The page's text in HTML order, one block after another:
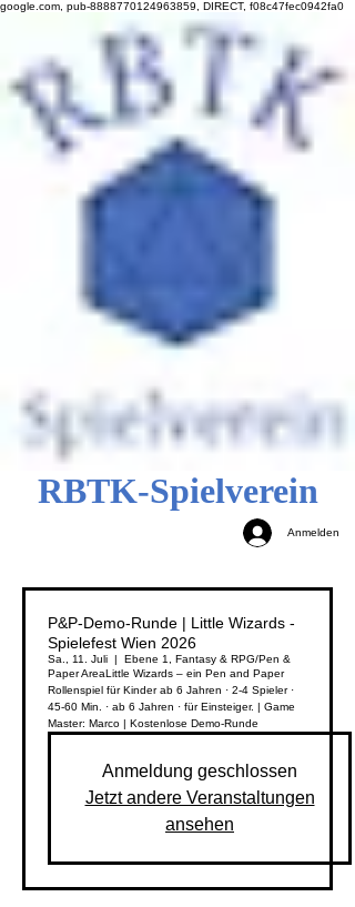
google.com, pub-8888770124963859, DIRECT, f08c47fec0942fa0
RBTK-Spielverein
Anmelden
P&P-Demo-Runde | Little Wizards -
Spielefest Wien 2026
Sa., 11. Juli
  |
Ebene 1, Fantasy & RPG/Pen &
Paper AreaLittle Wizards – ein Pen and Paper
Rollenspiel für Kinder ab 6 Jahren · 2-4 Spieler ·
45-60 Min. · ab 6 Jahren · für Einsteiger. | Game
Master: Marco | Kostenlose Demo-Runde
Anmeldung geschlossen
Jetzt andere Veranstaltungen
ansehen